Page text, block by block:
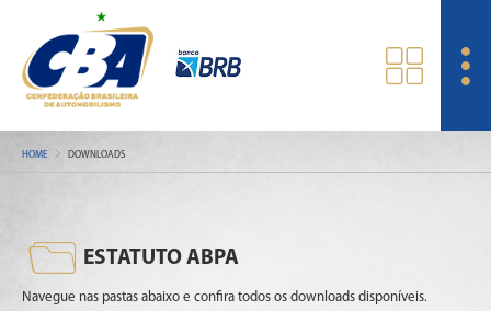
HOME DOWNLOADS
ESTATUTO ABPA
Navegue nas pastas abaixo e confira todos os downloads disponíveis.